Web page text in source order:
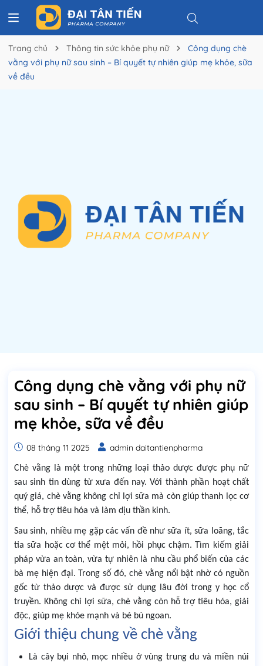
Trang chủ Thông tin sức khỏe phụ nữ
Công dụng chè
vằng với phụ nữ sau sinh – Bí quyết tự nhiên giúp mẹ khỏe, sữa
về đều
Công dụng chè vằng với phụ nữ
sau sinh – Bí quyết tự nhiên giúp
mẹ khỏe, sữa về đều
08 tháng 11 2025 admin daitantienpharma
Chè vằng là một trong những loại thảo dược được phụ nữ
sau sinh tin dùng từ xưa đến nay. Với thành phần hoạt chất
quý giá, chè vằng không chỉ lợi sữa mà còn giúp thanh lọc cơ
thể, hỗ trợ tiêu hóa và làm dịu thần kinh.
Sau sinh, nhiều mẹ gặp các vấn đề như sữa ít, sữa loãng, tắc
tia sữa hoặc cơ thể mệt mỏi, hồi phục chậm. Tìm kiếm giải
pháp vừa an toàn, vừa tự nhiên là nhu cầu phổ biến của các
bà mẹ hiện đại. Trong số đó, chè vằng nổi bật nhờ có nguồn
gốc từ thảo dược và được sử dụng lâu đời trong y học cổ
truyền. Không chỉ lợi sữa, chè vằng còn hỗ trợ tiêu hóa, giải
độc, giúp mẹ khỏe mạnh và bé bú ngoan.
Giới thiệu chung về chè vằng
Là cây bụi nhỏ, mọc nhiều ở vùng trung du và miền núi